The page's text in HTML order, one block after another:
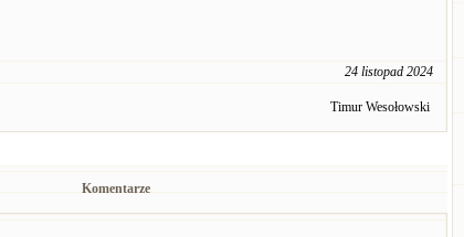
24 listopad 2024
Timur Wesołowski
Komentarze